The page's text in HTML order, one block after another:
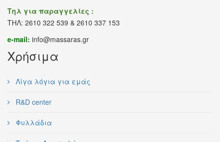
Τηλ για παραγγελίες :
ΤΗΛ: 2610 322 539 & 2610 337 153
e-mail: info@massaras.gr
Χρήσιμα
Λίγα λόγια για εμάς
R&D center
Φυλλάδια